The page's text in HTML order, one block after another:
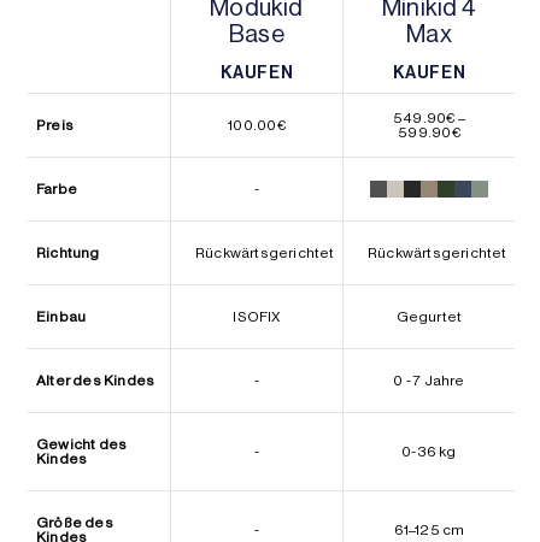
Modukid
Base
KAUFEN
KAUFEN
Minikid 4
Max
KAUFEN
KAUFEN
Preis 100.00€ 549.90€ –
599.90€
bis
Farbe
-
Richtung Rückwärtsgerichtet Rückwärtsgerichtet
Einbau ISOFIX Gegurtet
Alter des Kindes - 0 - 7 Jahre
Gewicht des
Kindes
- 0-36 kg
Größe des
Kindes
- 61–125 cm